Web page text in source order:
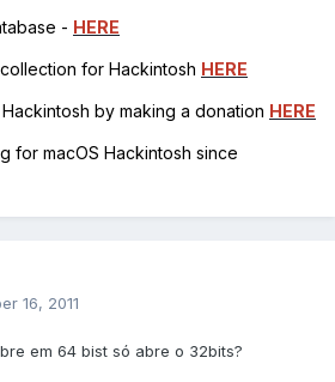
- HERE
for Hackintosh HERE
by making a donation HERE
for macOS Hackintosh since
16, 2011
em 64 bist só abre o 32bits?